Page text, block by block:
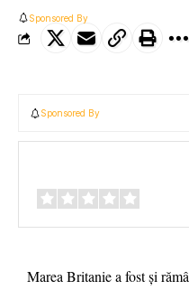
Sponsored By
Sponsored By
Marea Britanie a fost și